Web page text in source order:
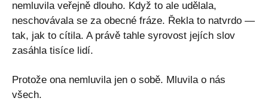
nemluvila veřejně dlouho. Když to ale udělala,
neschovávala se za obecné fráze. Řekla to natvrdo —
tak, jak to cítila. A právě tahle syrovost jejích slov
zasáhla tisíce lidí.
Protože ona nemluvila jen o sobě. Mluvila o nás
všech.